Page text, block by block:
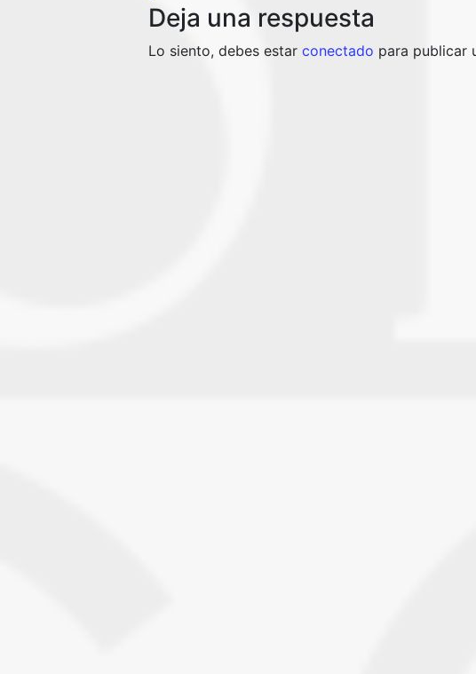
Deja una respuesta
Lo siento, debes estar conectado para publicar